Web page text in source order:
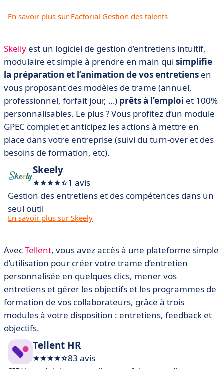
En savoir plus sur Factorial Gestion des talents
Skelly est un logiciel de gestion d’entretiens intuitif,
modulaire et simple à prendre en main qui simplifie
la préparation et l’animation de vos entretiens en
vous proposant des modèles de trame (annuel,
professionnel, forfait jour, …) prêts à l’emploi et 100%
personnalisables. Le plus ? Vous profitez d’un module
GPEC complet et anticipez les actions à mettre en
place dans votre entreprise (suivi du turn-over et des
besoins de formation, etc).
Skeely
1 avis
Gestion des entretiens et des compétences dans un
seul outil
En savoir plus sur Skeely
AvecTellent, vous avez accès à une plateforme simple
d’utilisation pour créer votre trame d’entretien
personnalisée en quelques clics, mener vos
entretiens et gérer les objectifs et les programmes de
formation de vos collaborateurs, grâce à trois
modules à votre disposition : entretiens, feedback et
objectifs.
Tellent HR
83 avis